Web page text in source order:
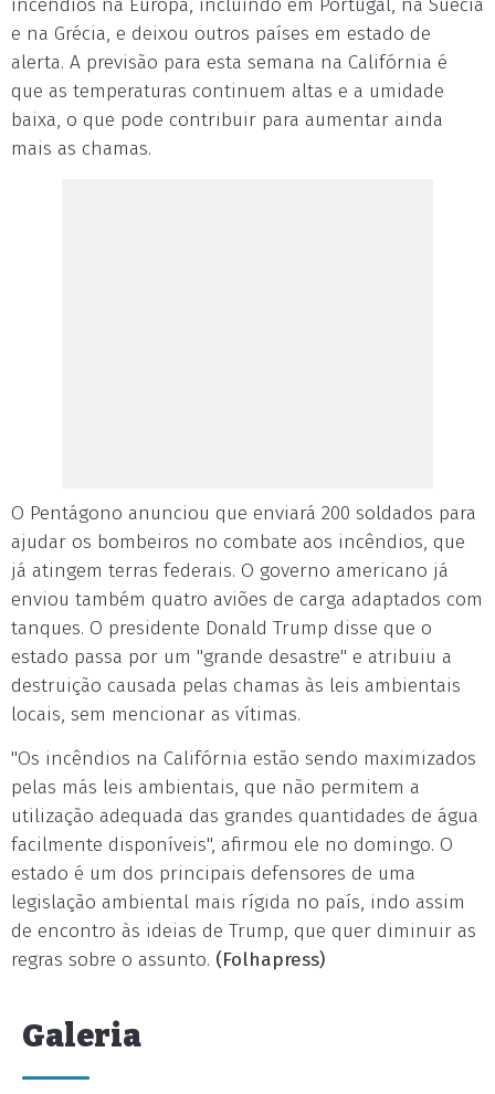
incêndios na Europa, incluindo em Portugal, na Suécia
e na Grécia, e deixou outros países em estado de
alerta. A previsão para esta semana na Califórnia é
que as temperaturas continuem altas e a umidade
baixa, o que pode contribuir para aumentar ainda
mais as chamas.
O Pentágono anunciou que enviará 200 soldados para
ajudar os bombeiros no combate aos incêndios, que
já atingem terras federais. O governo americano já
enviou também quatro aviões de carga adaptados com
tanques. O presidente Donald Trump disse que o
estado passa por um "grande desastre" e atribuiu a
destruição causada pelas chamas às leis ambientais
locais, sem mencionar as vítimas.
"Os incêndios na Califórnia estão sendo maximizados
pelas más leis ambientais, que não permitem a
utilização adequada das grandes quantidades de água
facilmente disponíveis", afirmou ele no domingo. O
estado é um dos principais defensores de uma
legislação ambiental mais rígida no país, indo assim
de encontro às ideias de Trump, que quer diminuir as
regras sobre o assunto. (Folhapress)
Galeria